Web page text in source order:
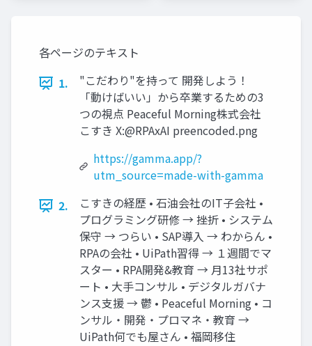
各ページのテキスト
1.
"こだわり"を持って 開発しよう！
「動けばいい」から卒業するための3
つの視点 Peaceful Morning株式会社
こすき X:@RPAxAI preencoded.png
https://gamma.app/?
utm_source=made-with-gamma
2.
こすきの経歴 • 石油会社のIT子会社 •
プログラミング研修 → 挫折 • システム
保守 → つらい • SAP導入 → わからん •
RPAの会社 • UiPath習得 → １週間でマ
スター • RPA開発&教育 → 月13社サポ
ート • 大手コンサル • デジタルガバナ
ンス支援 → 鬱 • Peaceful Morning • コ
ンサル・開発・プロマネ・教育 →
UiPath何でも屋さん • 福岡移住